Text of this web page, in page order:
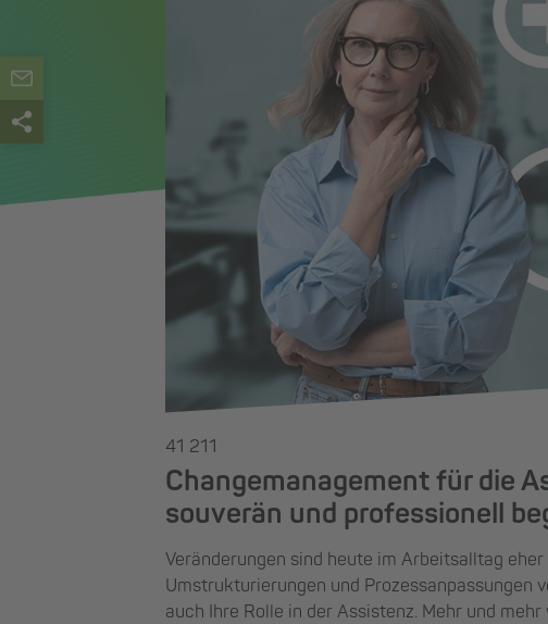
41 211
Changemanagement für die
souverän und professionell
Veränderungen sind heute im Arbeitsalltag
Umstrukturierungen und Prozessanpassungen
auch Ihre Rolle in der Assistenz. Mehr und